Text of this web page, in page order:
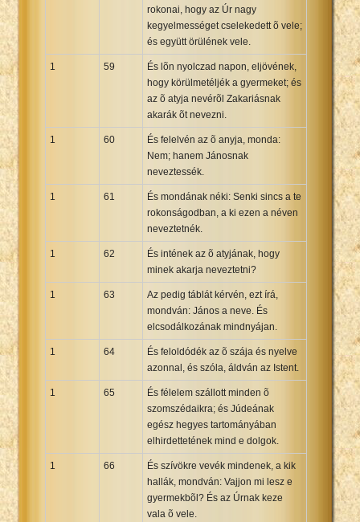
rokonai, hogy az Úr nagy
kegyelmességet cselekedett õ vele;
és együtt örülének vele.
1 59
És lõn nyolczad napon, eljövének,
hogy körülmetéljék a gyermeket; és
az õ atyja nevérõl Zakariásnak
akarák õt nevezni.
1 60
És felelvén az õ anyja, monda:
Nem; hanem Jánosnak
neveztessék.
1 61
És mondának néki: Senki sincs a te
rokonságodban, a ki ezen a néven
neveztetnék.
1 62
És intének az õ atyjának, hogy
minek akarja neveztetni?
1 63
Az pedig táblát kérvén, ezt írá,
mondván: János a neve. És
elcsodálkozának mindnyájan.
1 64
És feloldódék az õ szája és nyelve
azonnal, és szóla, áldván az Istent.
1 65
És félelem szállott minden õ
szomszédaikra; és Júdeának
egész hegyes tartományában
elhirdettetének mind e dolgok.
1 66
És szívökre vevék mindenek, a kik
hallák, mondván: Vajjon mi lesz e
gyermekbõl? És az Úrnak keze
vala õ vele.